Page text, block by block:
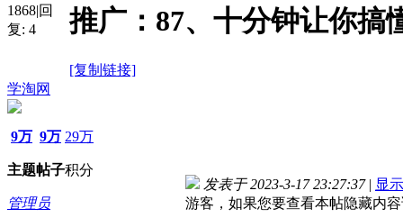
1868|回
复: 4
推广：87、十分钟让你搞
[复制链接]
学淘网
9万
主题
9万
帖子
29万
积分
管理员
发表于 2023-3-17 23:27:37 | 显
游客，如果您要查看本帖隐藏内